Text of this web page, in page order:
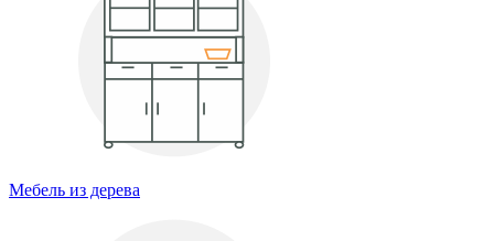
Мебель из дерева